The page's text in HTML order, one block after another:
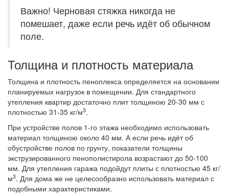
Важно! Черновая стяжка никогда не
помешает, даже если речь идёт об обычном
поле.
Толщина и плотность материала
Толщина и плотность пеноплекса определяется на основании
планируемых нагрузок в помещении. Для стандартного
утепления квартир достаточно плит толщиною 20-30 мм с
плотностью 31-35 кг/м3.
При устройстве полов 1-го этажа необходимо использовать
материал толщиною около 40 мм. А если речь идёт об
обустройстве полов по грунту, показатели толщины
экструзированного пенополистирола возрастают до 50-100
мм. Для утепления гаража подойдут плиты с плотностью 45 кг/
м3. Для дома же не целесообразно использовать материал с
подобными характеристиками.